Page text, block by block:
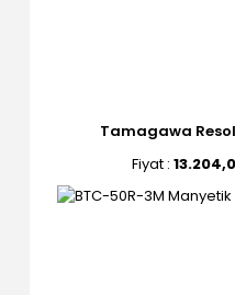
Tamagawa
Fiyat :